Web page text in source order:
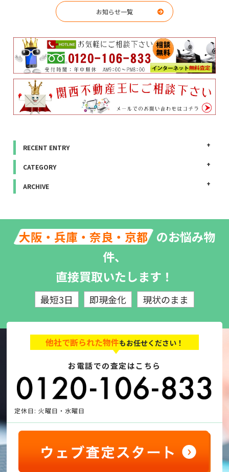
お知らせ一覧
RECENT ENTRY
CATEGORY
ARCHIVE
大阪・兵庫・奈良・京都 のお悩み物
件、
直接買取いたします！
最短3日 即現金化 現状のまま
他社で断られた物件もお任せください！
お電話での査定はこちら
定休日: 火曜日・水曜日